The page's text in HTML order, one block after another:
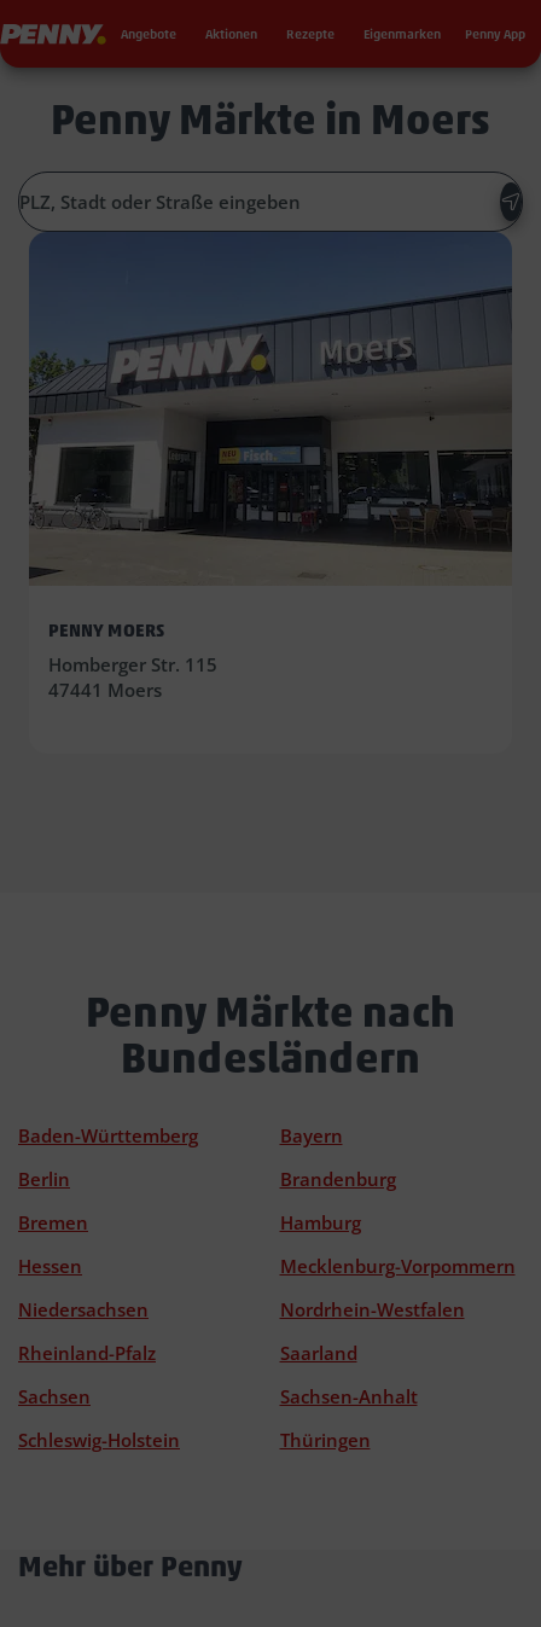
Penny Angebote Aktionen Rezepte Eigenmarken Penny App
Penny Märkte in Moers
PENNY MOERS
Homberger Str. 115
47441 Moers
Penny Märkte nach
Bundesländern
Baden-Württemberg
Bayern
Berlin
Brandenburg
Bremen
Hamburg
Hessen
Mecklenburg-Vorpommern
Niedersachsen
Nordrhein-Westfalen
Rheinland-Pfalz
Saarland
Sachsen
Sachsen-Anhalt
Schleswig-Holstein
Thüringen
Mehr über Penny